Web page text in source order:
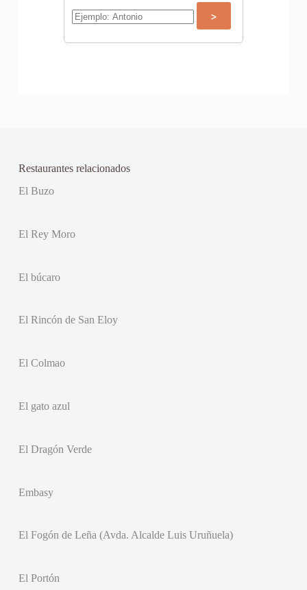
Restaurantes relacionados
El Buzo
El Rey Moro
El búcaro
El Rincón de San Eloy
El Colmao
El gato azul
El Dragón Verde
Embasy
El Fogón de Leña (Avda. Alcalde Luis Uruñuela)
El Portón